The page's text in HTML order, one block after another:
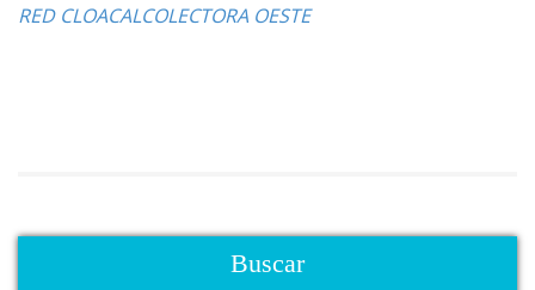
RED CLOACALCOLECTORA OESTE
Buscar